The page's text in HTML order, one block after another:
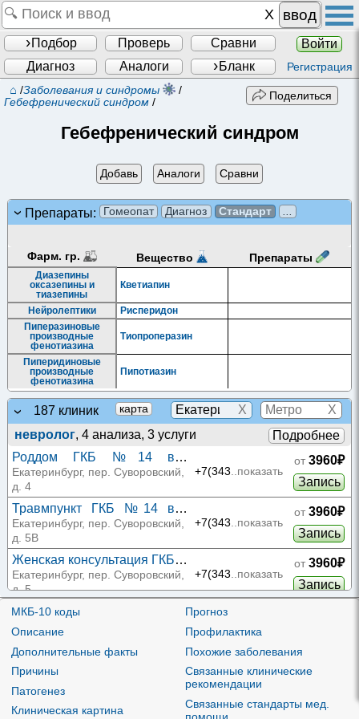
ввод
Подбор Проверь Сравни
Войти
Диагноз
Аналоги Бланк Регистрация
⌂ /Заболевания и синдромы
/
Гебефренический синдром/
Поделиться
Гебефренический синдром
Добавь Аналоги Сравни
Препараты: Гомеопат Диагноз Стандарт
Фарм. гр. Вещество Препараты
Диазепины
оксазепины и
тиазепины
Кветиапин
Нейролептики
Рисперидон
Пиперазиновые
производные
фенотиазина
Тиопроперазин
Пиперидиновые
производные
фенотиазина
Пипотиазин
187 клиник карта X
X
невролог, 4 анализа, 3 услуги
Подробнее
Роддом ГКБ №14 в
Суворовском переулке 4
Екатеринбург, пер. Суворовский,
д. 4
+7(343..показать
от 3960₽
Запись
Травмпункт ГКБ №14 в
Суворовском переулке 5В
Екатеринбург, пер. Суворовский,
д. 5В
+7(343..показать
от 3960₽
Запись
Женская консультация ГКБ
№14 в Суворовском
переулке 5
Екатеринбург, пер. Суворовский,
д. 5
+7(343..показать
от 3960₽
Запись
КДЦ ГКБ №14 в
Суворовском переулке 5
Екатеринбург, пер. Суворовский,
+7(343
Женская консультация ГКБ
№20 на Зои
Космодемьянской
Екатеринбург, ул. Зои
Космодемьянской, д. 42А
+7(343..показать
от
МКБ-10 коды
Описание
Дополнительные факты
Причины
Патогенез
Клиническая картина
Прогноз
Профилактика
Похожие заболевания
Связанные клинические
рекомендации
Связанные стандарты мед.